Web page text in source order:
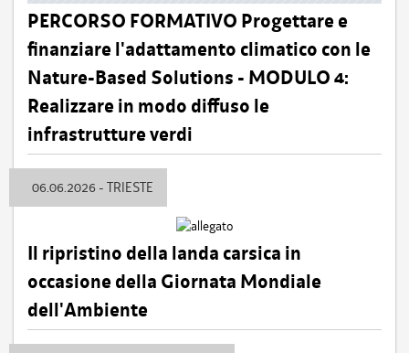
PERCORSO FORMATIVO Progettare e
finanziare l'adattamento climatico con le
Nature-Based Solutions - MODULO 4:
Realizzare in modo diffuso le
infrastrutture verdi
06.06.2026 - TRIESTE
Il ripristino della landa carsica in
occasione della Giornata Mondiale
dell'Ambiente